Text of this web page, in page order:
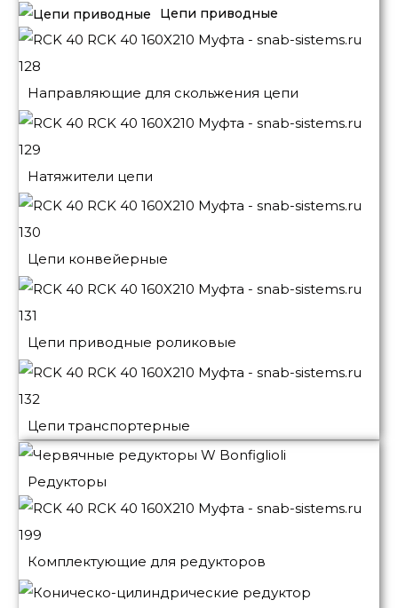
Цепи приводные
Направляющие для скольжения цепи
Натяжители цепи
Цепи конвейерные
Цепи приводные роликовые
Цепи транспортерные
Редукторы
Комплектующие для редукторов